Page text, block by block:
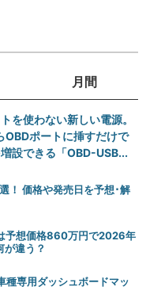
月間
を使わない新しい電源。
ポートに挿すだけで
設できる「OBD-USB...
！ 価格や発売日を予想･解
予想価格860万円で2026年
が違う？
種専用ダッシュボードマッ